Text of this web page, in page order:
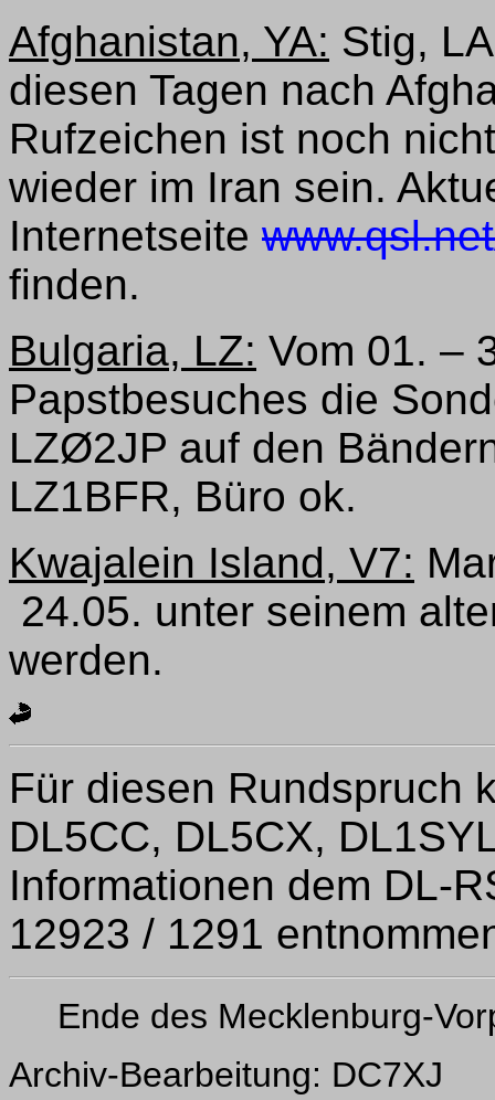
Afghanistan, YA: Stig,
diesen Tagen nach
Rufzeichen ist noch
wieder im Iran sein.
Internetseite
finden.
Bulgaria, LZ: Vom 01. –
Papstbesuches die
LZØ2JP auf den
LZ1BFR, Büro ok.
Kwajalein Island, V7:
24.05. unter seinem
werden.
Für diesen Rundspruch
DL5CC, DL5CX,
Informationen dem DL-
12923 / 1291
Ende des Mecklenburg-
Archiv-Bearbeitung: DC7XJ